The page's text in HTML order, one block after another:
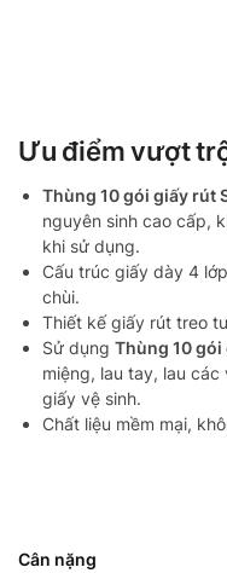
Ưu điểm vượt
Thùng 10 gói giấy rút
nguyên sinh cao cấp,
khi sử dụng.
Cấu trúc giấy dày 4
chùi.
Thiết kế giấy rút treo
Sử dụng Thùng 10 gói
miệng, lau tay, lau
giấy vệ sinh.
Chất liệu mềm mại,
Cân nặng